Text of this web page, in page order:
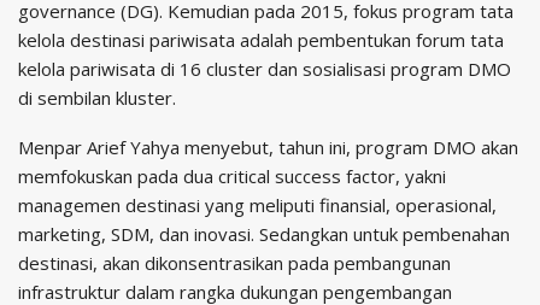
governance (DG). Kemudian pada 2015, fokus program tata
kelola destinasi pariwisata adalah pembentukan forum tata
kelola pariwisata di 16 cluster dan sosialisasi program DMO
di sembilan kluster.
Menpar Arief Yahya menyebut, tahun ini, program DMO akan
memfokuskan pada dua critical success factor, yakni
managemen destinasi yang meliputi finansial, operasional,
marketing, SDM, dan inovasi. Sedangkan untuk pembenahan
destinasi, akan dikonsentrasikan pada pembangunan
infrastruktur dalam rangka dukungan pengembangan